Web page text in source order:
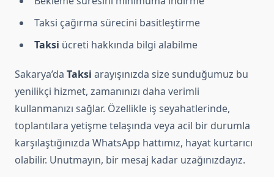
Taksi çağırma sürecini basitleştirme
Taksi ücreti hakkında bilgi alabilme
Sakarya’da Taksi arayışınızda size sunduğumuz bu
yenilikçi hizmet, zamanınızı daha verimli
kullanmanızı sağlar. Özellikle iş seyahatlerinde,
toplantılara yetişme telaşında veya acil bir durumla
karşılaştığınızda WhatsApp hattımız, hayat kurtarıcı
olabilir. Unutmayın, bir mesaj kadar uzağınızdayız.